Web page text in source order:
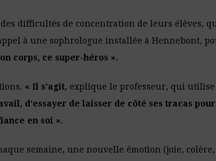
difficultés de concentration de leurs élèves,
à une sophrologue installée à Hennebont,
corps, ce super-héros ».
« Il s’agit, explique le professeur, qui utilise
d’essayer de laisser de côté ses tracas
en soi ».
semaine, une nouvelle émotion (joie,